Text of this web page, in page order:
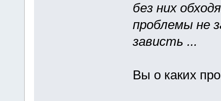
без них
проблемы не
зависть ...
Вы о каких